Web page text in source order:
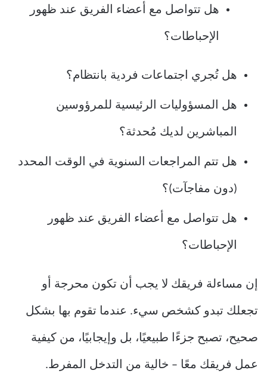
هل تتواصل مع أعضاء الفريق عند ظهور
الإحباطات؟
هل تُجري اجتماعات فردية بانتظام؟
هل المسؤوليات الرئيسية للمرؤوسين
المباشرين لديك مُحدثة؟
هل تتم المراجعات السنوية في الوقت المحدد
(دون مفاجآت)؟
هل تتواصل مع أعضاء الفريق عند ظهور
الإحباطات؟
إن مساءلة فريقك لا يجب أن تكون محرجة أو
تجعلك تبدو كشخص سيء. عندما تقوم بها بشكل
صحيح، تصبح جزءًا طبيعيًا، بل وإيجابيًا، من كيفية
عمل فريقك معًا – خالية من التدخل المفرط.